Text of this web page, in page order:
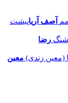
آصف آریاپیشت
رضا
معین